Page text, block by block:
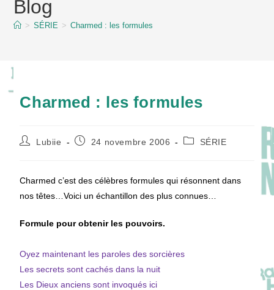
contentBlog
> SÉRIE > Charmed : les formules
Charmed : les formules
Auteur/autrice
Lubiie
Publication
24 novembre 2006
PostSÉRIE
Charmed c’est des célèbres formules qui résonnent dans
nos têtes…Voici un échantillon des plus connues…
Formule pour obtenir les pouvoirs.
Oyez maintenant les paroles des sorcières
Les secrets sont cachés dans la nuit
Les Dieux anciens sont invoqués ici